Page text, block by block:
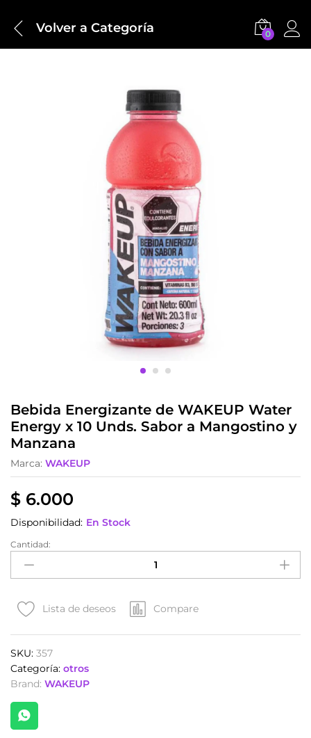
Volver a Categoría 0
Bebida Energizante de WAKEUP Water
Energy x 10 Unds. Sabor a Mangostino y
Manzana
Marca: WAKEUP
$ 6.000
Disponibilidad: En Stock
Bebida
Energizante
de
Water
x
10
Unds.
Sabor
a
Mangostino
y
Cantidad:
Lista de deseos Compare
SKU: 357
Categoría: otros
Brand: WAKEUP